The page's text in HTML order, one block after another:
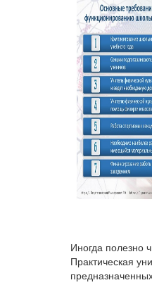
Иногда полезно
Практическая